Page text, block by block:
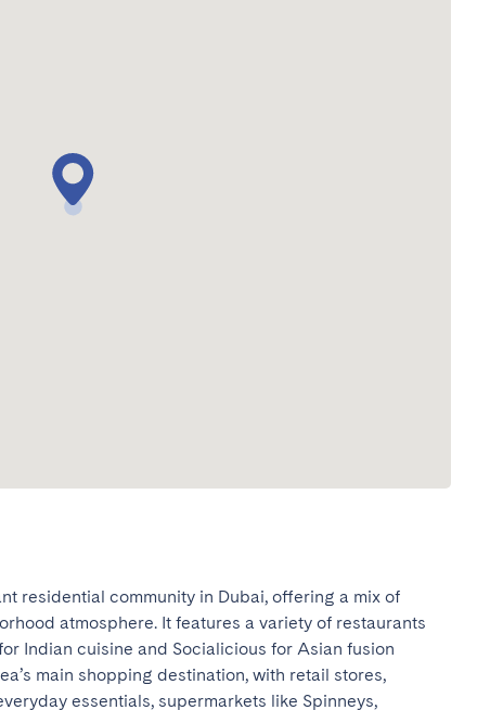
residential community in Dubai, offering a mix of
atmosphere. It features a variety of restaurants
Indian cuisine and Socialicious for Asian fusion
main shopping destination, with retail stores,
essentials, supermarkets like Spinneys,